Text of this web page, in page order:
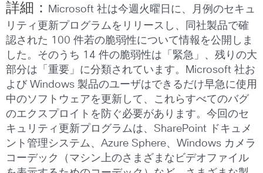
詳細：
Microsoft 社は今週火曜日に、月例のセキュ
リティ更新プログラムをリリースし、同社製品で確
認された 100 件若の脆弱性について情報を公開しま
した。そのうち 14 件の脆弱性は「緊急」、残りの大
部分は「重要」に分類されています。Microsoft 社お
よび Windows 製品のユーザはできるだけ早急に使用
中のソフトウェアを更新して、これらすべてのバグ
のエクスプロイトを防ぐ必要があります。今回のセ
キュリティ更新プログラムは、SharePoint ドキュメ
ント管理システム、Azure Sphere、Windows カメラ
コーデック（マシン上のさまざまなビデオファイル